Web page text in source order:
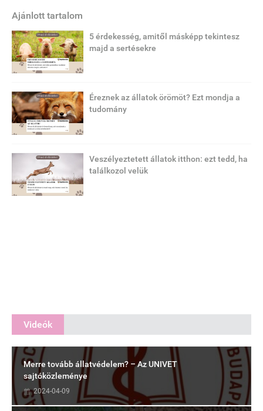
Ajánlott tartalom
5 érdekesség, amitől másképp tekintesz
majd a sertésekre
Éreznek az állatok örömöt? Ezt mondja a
tudomány
Veszélyeztetett állatok itthon: ezt tedd, ha
találkozol velük
Videók
Merre tovább állatvédelem? – Az UNIVET
sajtóközleménye
2024-04-09